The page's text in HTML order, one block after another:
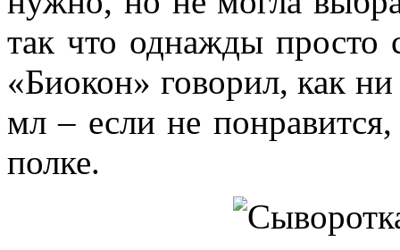
так что однажды просто
«Биокон» говорил, как
мл – если не
полке.